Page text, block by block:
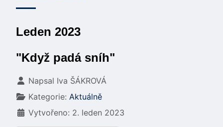
Leden 2023
"Když padá sníh"
Základní údaje
Napsal Iva ŠÁKROVÁ
Kategorie: Aktuálně
Vytvořeno: 2. leden 2023